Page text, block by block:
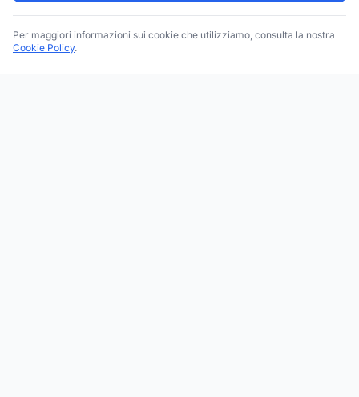
Per maggiori informazioni sui cookie che utilizziamo, consulta la nostra
Cookie Policy.